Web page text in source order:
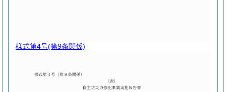
様式第4号(第9条関係)